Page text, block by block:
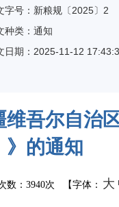
字号：新粮规〔2025〕2
种类：通知
日期： 2025-11-12
维吾尔自治
》的通知
数： 3940次 【字体： 大